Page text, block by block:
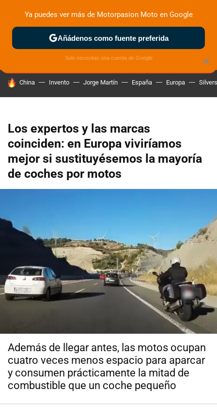
ZONA DE PRUEBAS DEPORTIVAS MOTOS ELÉCTRICAS
HOY SE HABLA DE
China Invento Jorge Martín España Europa
Los expertos y las marcas
coinciden: en Europa viviríamos
mejor si sustituyésemos la mayoría
de coches por motos
Además de llegar antes, las motos ocupan
cuatro veces menos espacio para aparcar
y consumen prácticamente la mitad de
combustible que un coche pequeño
×
Ya puedes ver más de Motorpasion Moto en Google
Añádenos como fuente preferida
Solo necesitas una cuenta de Google